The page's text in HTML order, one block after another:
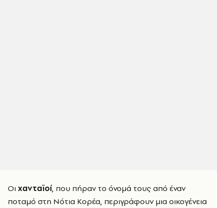
Οι χανταϊοί, που πήραν το όνομά τους από έναν
ποταμό στη Νότια Κορέα, περιγράφουν μια οικογένεια